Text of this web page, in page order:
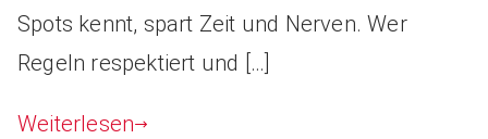
Spots kennt, spart Zeit und Nerven. Wer
Regeln respektiert und […]
Weiterlesen